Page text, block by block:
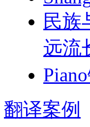
民族
远流
翻译案例